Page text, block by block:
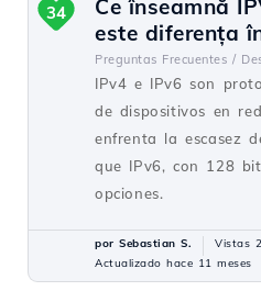
Ce înseamnă
este diferența
Preguntas Frecuentes /
IPv4 e IPv6 son
de dispositivos en
enfrenta la escasez
que IPv6, con 128
opciones.
34
por Sebastian S.
Vistas
Actualizado hace 11 meses